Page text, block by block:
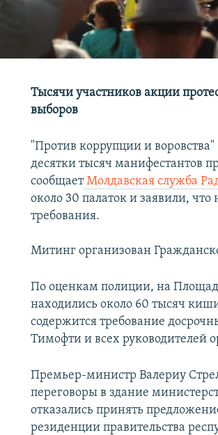
Тысячи участников акции
выборов
"Против коррупции и
десятки тысяч манифестантов
сообщаетМолдавская служба
около 30 палаток и заявили,
требования.
Митинг организован
По оценкам полиции, на
находились около 60 тысяч
содержится требование
Тимофти и всех руководителей
Премьер-министр Валериу
переговоры в здание
отказались принять
резиденции правительства